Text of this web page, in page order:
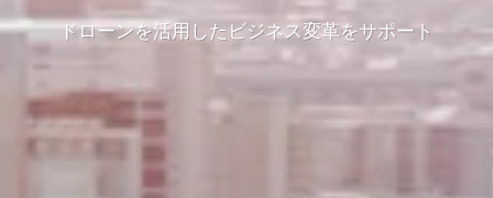
ドローンを活用したビジネス変革をサポート